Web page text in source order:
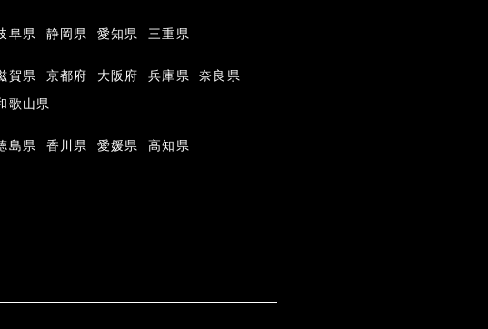
阜県 静岡県 愛知県 三重県
賀県 京都府 大阪府 兵庫県
奈良県
歌山県
島県 香川県 愛媛県 高知県